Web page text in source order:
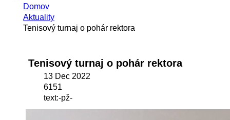
Domov
Aktuality
Tenisový turnaj o pohár rektora
Tenisový turnaj o pohár rektora
13 Dec 2022
6151
text:-pž-